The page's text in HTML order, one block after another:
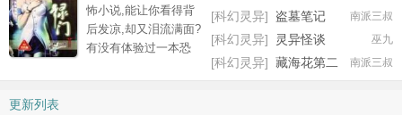
国）人民生生不息，
用鲜血和智慧顽强抗
击外来侵略的故事。
怖小说,能让你看得背
后发凉,却又泪流满面?
有没有体验过一本恐
南派三叔
[科幻灵异]
盗墓笔记
2017贺岁篇 · 盲塚
巫九
[科幻灵异] 灵异怪谈
南派三叔
[科幻灵异] 藏海花第二
部
更新列表